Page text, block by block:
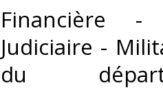
Financière -
Judiciaire -
du